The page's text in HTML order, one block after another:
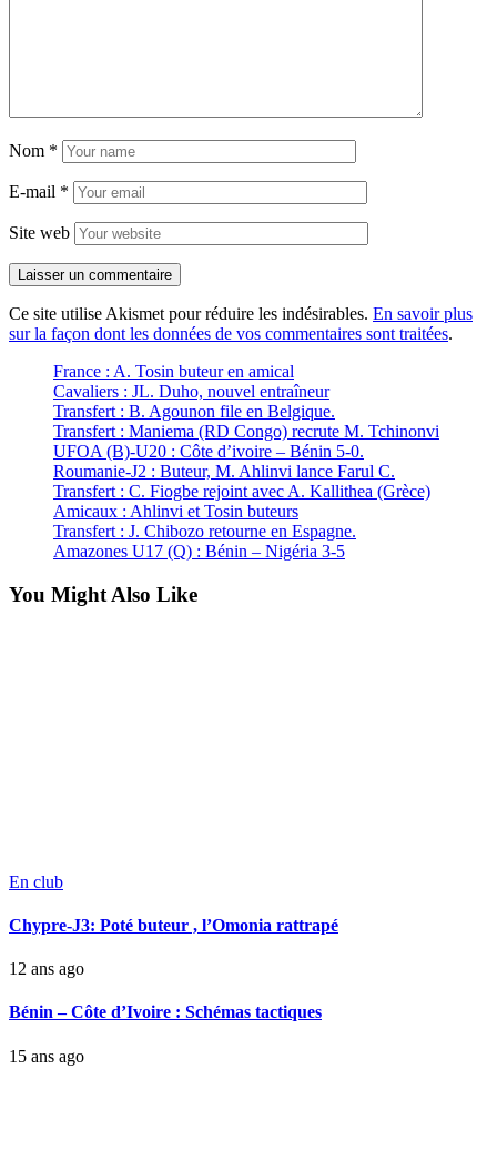
Nom *
E-mail *
Site web
Ce site utilise Akismet pour réduire les indésirables. En savoir plus
sur la façon dont les données de vos commentaires sont traitées.
France : A. Tosin buteur en amical
Cavaliers : JL. Duho, nouvel entraîneur
Transfert : B. Agounon file en Belgique.
Transfert : Maniema (RD Congo) recrute M. Tchinonvi
UFOA (B)-U20 : Côte d’ivoire – Bénin 5-0.
Roumanie-J2 : Buteur, M. Ahlinvi lance Farul C.
Transfert : C. Fiogbe rejoint avec A. Kallithea (Grèce)
Amicaux : Ahlinvi et Tosin buteurs
Transfert : J. Chibozo retourne en Espagne.
Amazones U17 (Q) : Bénin – Nigéria 3-5
You Might Also Like
En club
Chypre-J3: Poté buteur , l’Omonia rattrapé
12 ans ago
Bénin – Côte d’Ivoire : Schémas tactiques
15 ans ago